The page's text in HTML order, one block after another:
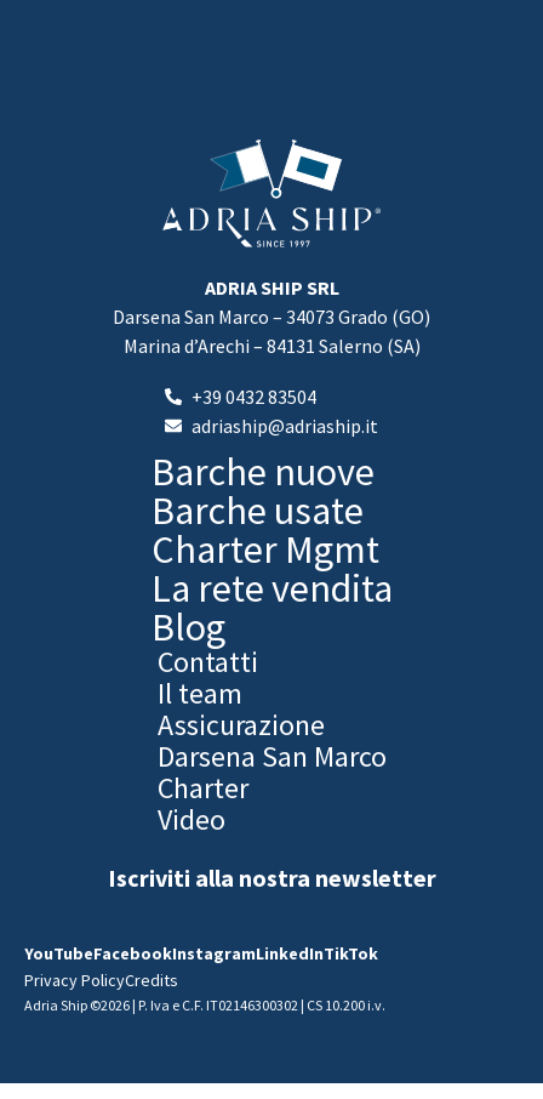
ADRIA SHIP SRL
Darsena San Marco – 34073 Grado (GO)
Marina d’Arechi – 84131 Salerno (SA)
+39 0432 83504
adriaship@adriaship.it
Barche nuove
Barche usate
Charter Mgmt
La rete vendita
Blog
Contatti
Il team
Assicurazione
Darsena San Marco
Charter
Video
Iscriviti alla nostra newsletter
Adria Ship ©2026 | P. Iva e C.F. IT02146300302 | CS 10.200 i.v.
Privacy PolicyCredits
YouTubeFacebookInstagramLinkedInTikTok